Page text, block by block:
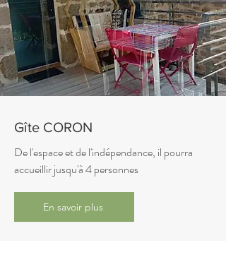
Gîte CORON
De l'espace et de l'indépendance, il pourra
accueillir jusqu'à 4 personnes
En savoir plus